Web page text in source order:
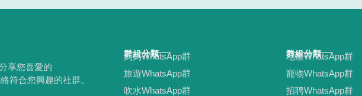
享您喜愛的
符合您興趣的社群。
群組分類
媽媽WhatsApp群
旅遊WhatsApp群
吹水WhatsApp群
群組分類
地產WhatsApp群
寵物WhatsApp群
招聘WhatsApp群